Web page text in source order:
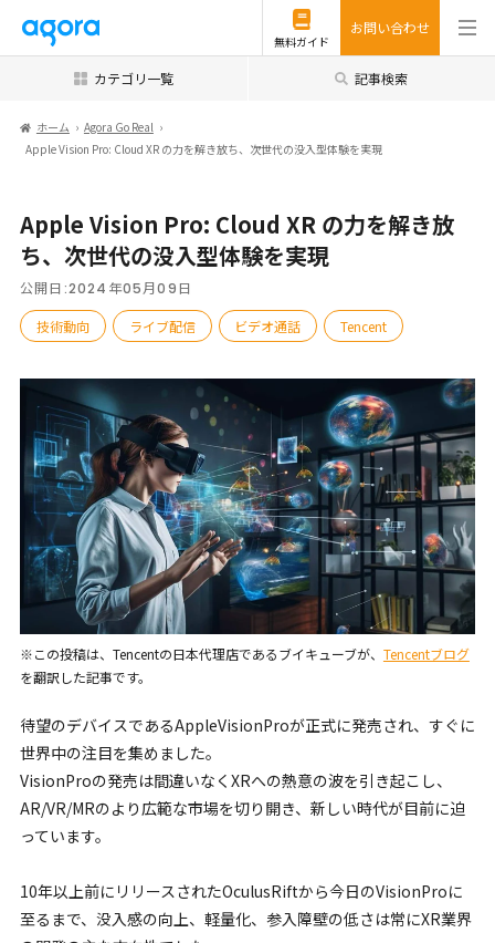
無料ガイド
お問い合わせ
カテゴリ一覧 記事検索
ホーム
Agora Go Real
Apple Vision Pro: Cloud XR の力を解き放ち、次世代の没入型体験を実現
Apple Vision Pro: Cloud XR の力を解き放
ち、次世代の没入型体験を実現
公開日:2024年05月09日
技術動向
ライブ配信 ビデオ通話 Tencent
※この投稿は、Tencentの日本代理店であるブイキューブが、 Tencentブログ
を翻訳した記事です。
待望のデバイスであるAppleVisionProが正式に発売され、すぐに
世界中の注目を集めました。
VisionProの発売は間違いなくXRへの熱意の波を引き起こし、
AR/VR/MRのより広範な市場を切り開き、新しい時代が目前に迫
っています。
10年以上前にリリースされたOculusRiftから今日のVisionProに
至るまで、没入感の向上、軽量化、参入障壁の低さは常にXR業界